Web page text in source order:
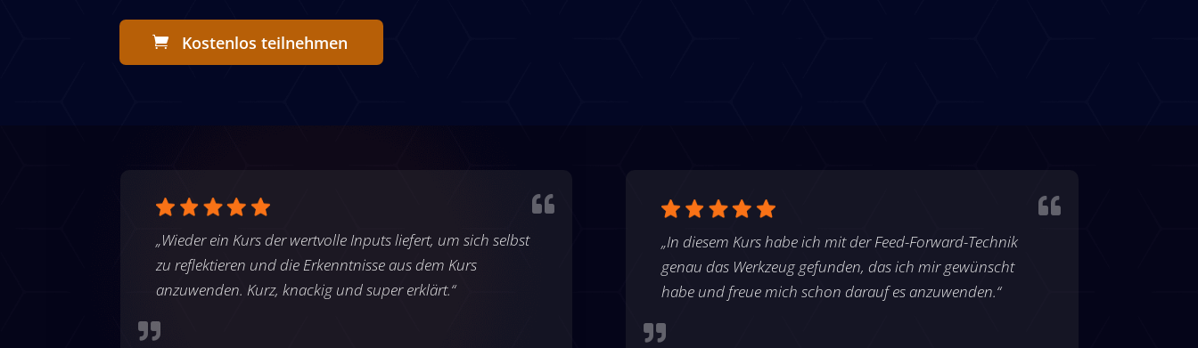
Kostenlos teilnehmen

„Wieder ein Kurs der wertvolle Inputs liefert, um sich selbst
zu reflektieren und die Erkenntnisse aus dem Kurs
anzuwenden. Kurz, knackig und super erklärt.“


„In diesem Kurs habe ich mit der Feed-Forward-Technik
genau das Werkzeug gefunden, das ich mir gewünscht
habe und freue mich schon darauf es anzuwenden.“
